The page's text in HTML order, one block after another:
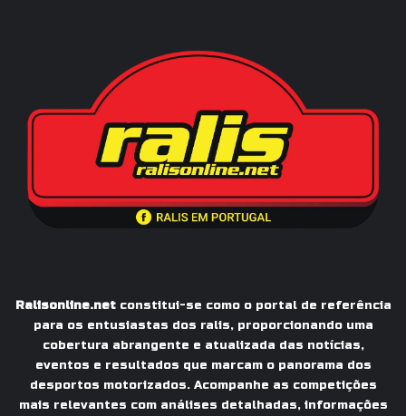
Ralisonline.netconstitui-se como o portal de referência
para os entusiastas dos ralis, proporcionando uma
cobertura abrangente e atualizada das notícias,
eventos e resultados que marcam o panorama dos
desportos motorizados. Acompanhe as competições
mais relevantes com análises detalhadas, informações